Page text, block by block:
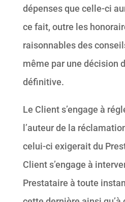
dépenses que celle-ci
ce fait, outre les
raisonnables des
même par une décision
définitive.
Le Client s’engage à
l’auteur de la
celui-ci exigerait du
Client s’engage à
Prestataire à toute